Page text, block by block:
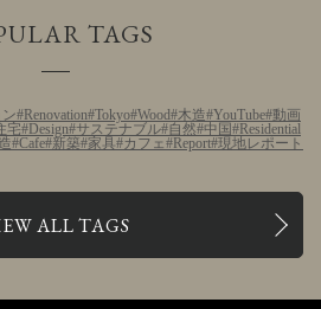
TAGS
Renovation Tokyo Wood 木造 YouTube 動画
宅 Design サステナブル 自然 中国
Residential
Cafe 新築 家具 カフェ Report 現地レポート
ALL TAGS